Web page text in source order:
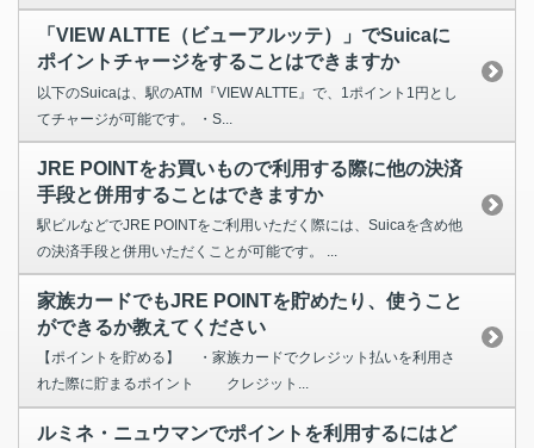
「VIEW ALTTE（ビューアルッテ）」でSuicaに
ポイントチャージをすることはできますか
以下のSuicaは、駅のATM『VIEW ALTTE』で、1ポイント1円とし
てチャージが可能です。 ・S...
JRE POINTをお買いもので利用する際に他の決済
手段と併用することはできますか
駅ビルなどでJRE POINTをご利用いただく際には、Suicaを含め他
の決済手段と併用いただくことが可能です。 ...
家族カードでもJRE POINTを貯めたり、使うこと
ができるか教えてください
【ポイントを貯める】 ・家族カードでクレジット払いを利用さ
れた際に貯まるポイント クレジット...
ルミネ・ニュウマンでポイントを利用するにはど